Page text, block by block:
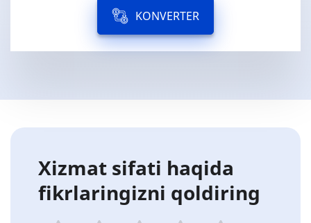
KONVERTER
Xizmat sifati haqida
fikrlaringizni qoldiring